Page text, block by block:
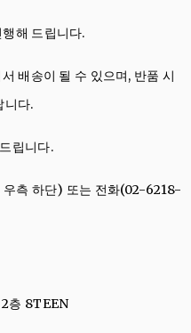
해 드립니다.
배송이 될 수 있으며, 반품 시
니다.
립니다.
측 하단) 또는 전화(02-6218-
2층 8TEEN